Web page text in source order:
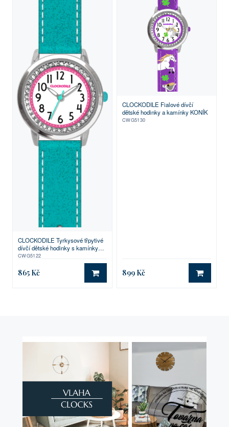
CLOCKODILE Tyrkysové třpytivé
dívčí dětské hodinky s kamínky
SPARKLE
CWG5122
865 Kč DO KOŠÍKU
CLOCKODILE Fialové dívčí
dětské hodinky a kamínky KONÍK
CWG5130
899 Kč DO